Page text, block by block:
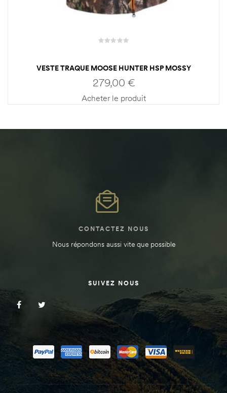
VESTE TRAQUE MOOSE HUNTER HSP MOSSY
OAK/ORANGE HOMME HARKILA
279,00 €
Acheter le produit
CONTACTEZ NOUS
Nous répondons aussi vite que possible
SUIVEZ NOUS